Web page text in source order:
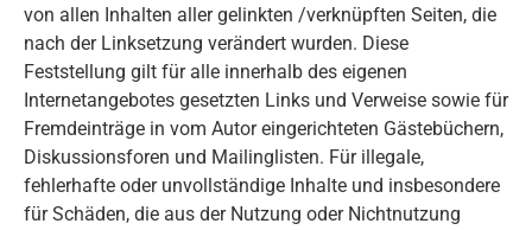
von allen Inhalten aller gelinkten /verknüpften Seiten, die
nach der Linksetzung verändert wurden. Diese
Feststellung gilt für alle innerhalb des eigenen
Internetangebotes gesetzten Links und Verweise sowie für
Fremdeinträge in vom Autor eingerichteten Gästebüchern,
Diskussionsforen und Mailinglisten. Für illegale,
fehlerhafte oder unvollständige Inhalte und insbesondere
für Schäden, die aus der Nutzung oder Nichtnutzung